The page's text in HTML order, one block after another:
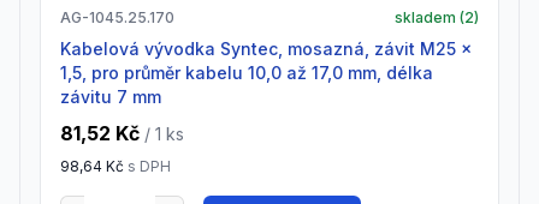
AG-1045.25.170 skladem (2)
Kabelová vývodka Syntec, mosazná, závit M25 x
1,5, pro průměr kabelu 10,0 až 17,0 mm, délka
závitu 7 mm
81,52 Kč / 1 ks
98,64 Kč s DPH